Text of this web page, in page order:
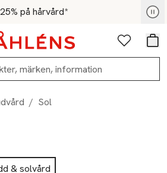
25% på hårvård*
- Shoppa nu
Favoriter
/ Sol
& solvård